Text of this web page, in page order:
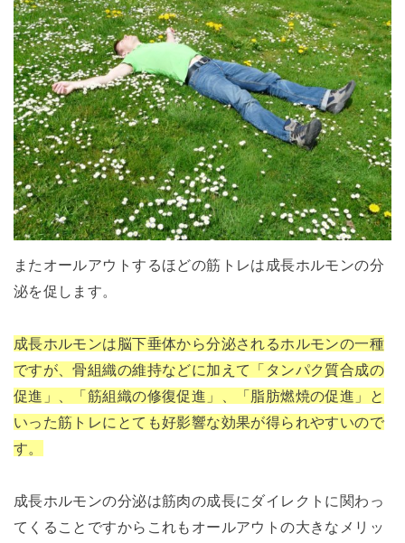
またオールアウトするほどの筋トレは成長ホルモンの分
泌を促します。
成長ホルモンは脳下垂体から分泌されるホルモンの一種
ですが、骨組織の維持などに加えて「タンパク質合成の
促進」、「筋組織の修復促進」、「脂肪燃焼の促進」と
いった筋トレにとても好影響な効果が得られやすいので
す。
成長ホルモンの分泌は筋肉の成長にダイレクトに関わっ
てくることですからこれもオールアウトの大きなメリッ